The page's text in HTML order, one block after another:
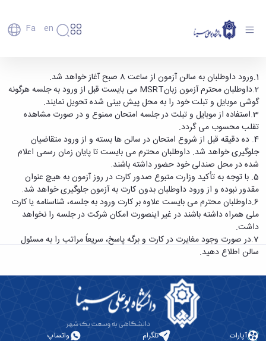
Fa En
دانشگاه
تاریخچه
و
معرفی
برنامه
راهبردی
دانشگاه
نقشه
دانشگاه
سازمان
دانشگاه
معاونت
توسعه
و
پشتیبانی
معاونت
اعضای
هیأت
علمی
کارکنان
دانشجویان
فارغ
التحصیلان
دانشکده‌ها
پردیس
اصلی
مهندسی
کشاورزی
شیمی
و
علوم
نفت
علوم
انسانی
علوم
ارتباط
با ما
روابط
بین
الملل
(قدم
الآن)
Apply
Now
روز جمعه مورخ 25/8/97 دانشگاه بوعلی سینا -
دانشگاه بوعلی سینا همدان
1.ورود داوطلبان به سالن آزمون از ساعت 8 صبح آغاز خواهد شد.
2.داوطلبان محترم آزمون زبانMSRT می بایست قبل از ورود به جلسه هرگونه
گوشی موبایل و تبلت خود را به محل پیش بینی شده تحویل نمایند.
3.استفاده از موبایل و تبلت در جلسه امتحان ممنوع و در صورت مشاهده
تقلب محسوب می گردد.
4. ده دقیقه قبل از شروع امتحان در سالن ها بسته و از ورود متقاضیان
جلوگیری خواهد شد. داوطلبان محترم می بایست تا پایان زمان رسمی اعلام
شده در محل صندلی خود حضور داشته باشند.
5. با توجه به تأکید وزارت متبوع صدور کارت در روز آزمون به هیچ عنوان
مقدور نبوده و از ورود داوطلبان بدون کارت به آزمون جلوگیری خواهد شد.
6.داوطلبان محترم می بایست علاوه بر کارت ورود به جلسه، شناسنامه یا کارت
ملی همراه داشته باشند در غیر اینصورت امکان شرکت در جلسه را نخواهد
داشت.
7.در صورت وجود مغایرت در کارت و برگه پاسخ، سریعاً مراتب را به مسئول
سالن اطلاع دهید.
آپارات تلگرام واتساپ